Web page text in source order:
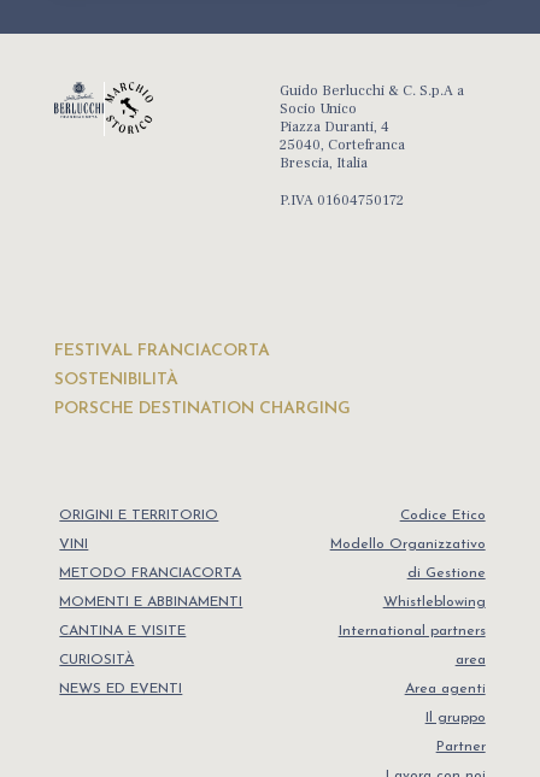
Guido Berlucchi & C. S.p.A a
Socio Unico
Piazza Duranti, 4
25040, Cortefranca
Brescia, Italia
P.IVA 01604750172
FESTIVAL FRANCIACORTA
SOSTENIBILITÀ
PORSCHE DESTINATION CHARGING
ORIGINI E TERRITORIO
VINI
METODO FRANCIACORTA
MOMENTI E ABBINAMENTI
CANTINA E VISITE
CURIOSITÀ
NEWS ED EVENTI
Codice Etico
Modello Organizzativo
di Gestione
Whistleblowing
International partners
area
Area agenti
Il gruppo
Partner